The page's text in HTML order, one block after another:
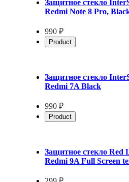
Защитное стекло
Redmi Note 8 Pro,
990 ₽
Product
Защитное стекло
Redmi 7A Black
990 ₽
Product
Защитное стекло Red
Redmi 9A Full Screen